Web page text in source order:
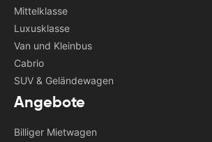
Mittelklasse
Luxusklasse
Van und Kleinbus
Cabrio
SUV & Geländewagen
Angebote
Billiger Mietwagen